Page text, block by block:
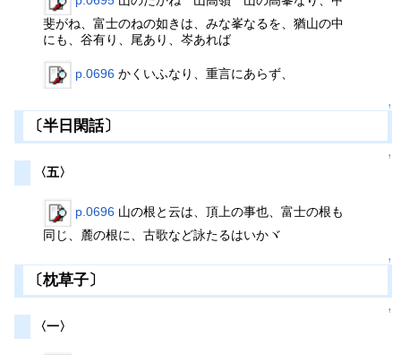
斐がね、富士のねの如きは、みな峯なるを、猶山の中
にも、谷有り、尾あり、岑あれば
p.0696 かくいふなり、重言にあらず、
↑
〔半日閑話〕
↑
〈五〉
p.0696 山の根と云は、頂上の事也、富士の根も
同じ、麓の根に、古歌など詠たるはいかヾ
↑
〔枕草子〕
↑
〈一〉